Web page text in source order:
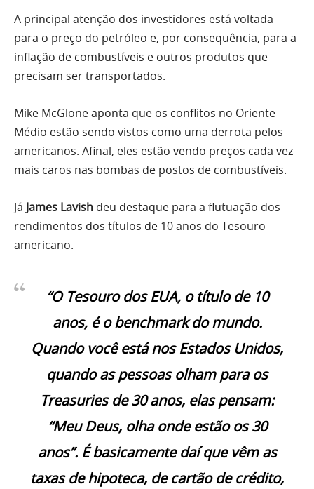
A principal atenção dos investidores está voltada
para o preço do petróleo e, por consequência, para a
inflação de combustíveis e outros produtos que
precisam ser transportados.
Mike McGlone aponta que os conflitos no Oriente
Médio estão sendo vistos como uma derrota pelos
americanos. Afinal, eles estão vendo preços cada vez
mais caros nas bombas de postos de combustíveis.
Já James Lavish deu destaque para a flutuação dos
rendimentos dos títulos de 10 anos do Tesouro
americano.
“O Tesouro dos EUA, o título de 10
anos, é o benchmark do mundo.
Quando você está nos Estados Unidos,
quando as pessoas olham para os
Treasuries de 30 anos, elas pensam:
“Meu Deus, olha onde estão os 30
anos”. É basicamente daí que vêm as
taxas de hipoteca, de cartão de crédito,